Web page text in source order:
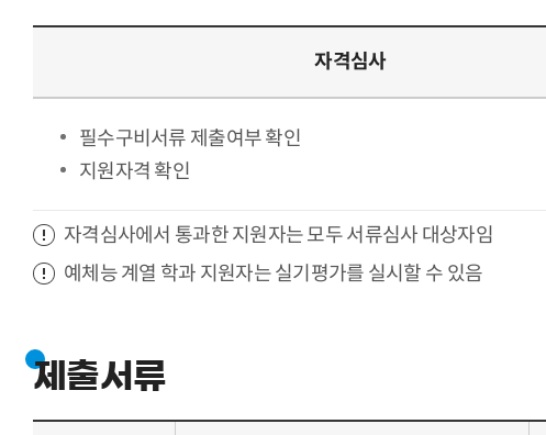
자격심사
필수구비서류 제출여부 확인
지원자격 확인
자격심사에서 통과한 지원자는 모두 서류심사 대상자임
예체능 계열 학과 지원자는 실기평가를 실시할 수 있음
제출서류